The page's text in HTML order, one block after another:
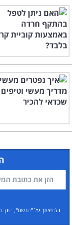
בלחיצתך על "הרשם", הינך